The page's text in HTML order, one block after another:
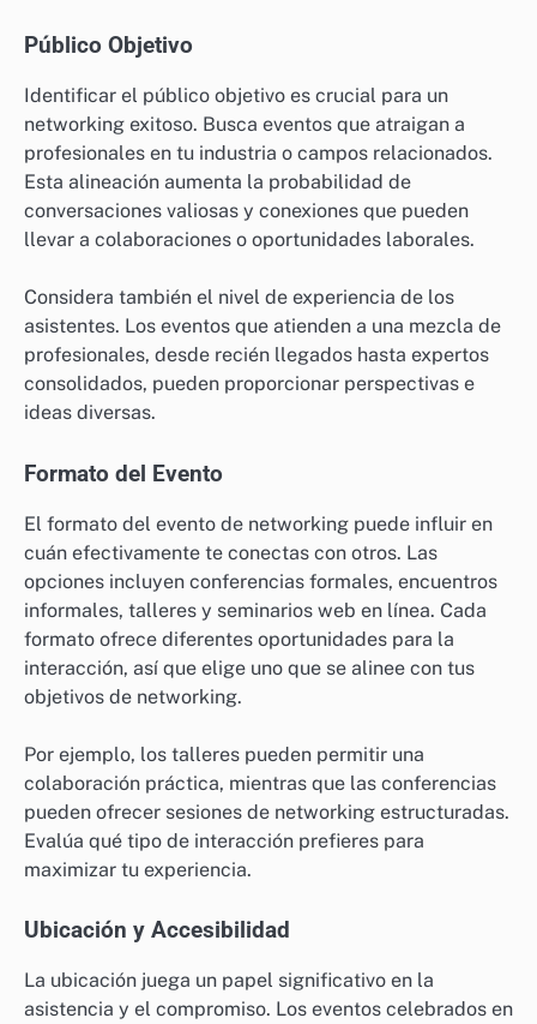
Público Objetivo
Identificar el público objetivo es crucial para un
networking exitoso. Busca eventos que atraigan a
profesionales en tu industria o campos relacionados.
Esta alineación aumenta la probabilidad de
conversaciones valiosas y conexiones que pueden
llevar a colaboraciones o oportunidades laborales.
Considera también el nivel de experiencia de los
asistentes. Los eventos que atienden a una mezcla de
profesionales, desde recién llegados hasta expertos
consolidados, pueden proporcionar perspectivas e
ideas diversas.
Formato del Evento
El formato del evento de networking puede influir en
cuán efectivamente te conectas con otros. Las
opciones incluyen conferencias formales, encuentros
informales, talleres y seminarios web en línea. Cada
formato ofrece diferentes oportunidades para la
interacción, así que elige uno que se alinee con tus
objetivos de networking.
Por ejemplo, los talleres pueden permitir una
colaboración práctica, mientras que las conferencias
pueden ofrecer sesiones de networking estructuradas.
Evalúa qué tipo de interacción prefieres para
maximizar tu experiencia.
Ubicación y Accesibilidad
La ubicación juega un papel significativo en la
asistencia y el compromiso. Los eventos celebrados en